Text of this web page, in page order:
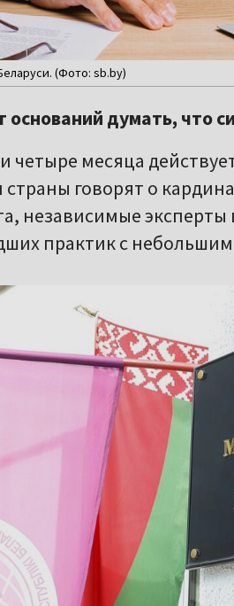
(Фото: sb.by)
оснований думать, что
четыре месяца
страны говорят о
независимые
практик с